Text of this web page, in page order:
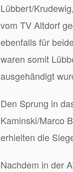
Lübbert/
vom TV Altdorf
ebenfalls für
waren somit
ausgehändigt
Den Sprung in
Kaminski/Marco
erhielten die
Nachdem in der